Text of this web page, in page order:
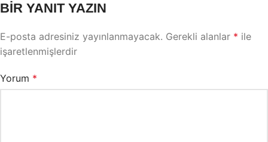
BIR YANIT YAZIN
E-posta adresiniz yayınlanmayacak. Gerekli alanlar * ile
işaretlenmişlerdir
Yorum *